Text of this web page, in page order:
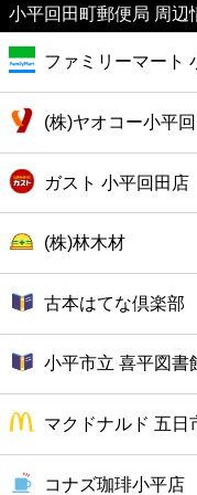
ショッピング
銀行
公共
病院
ホテル
小平回田町郵便局 周辺
ファミリーマート
(株)ヤオコー小平
ガスト 小平回田店
(株)林木材
古本はてな倶楽部
小平市立 喜平図書
マクドナルド 五日
コナズ珈琲小平店